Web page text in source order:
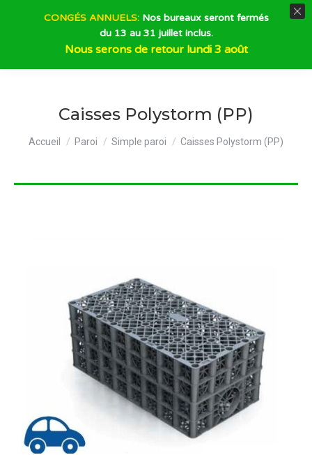
Caisses Polystorm (PP)
Vous êtes ici :
Accueil Paroi Simple paroi Caisses Polystorm (PP)
CONGÉS ANNUELS:Nos bureaux seront fermés
du 13 au 31 juillet inclus.
Nous serons de retour lundi 3 août